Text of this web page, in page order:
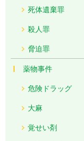
死体遺棄罪
殺人罪
脅迫罪
薬物事件
危険ドラッグ
大麻
覚せい剤